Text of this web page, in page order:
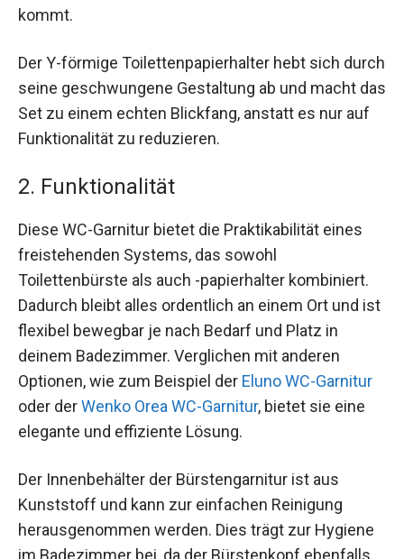
kommt.
Der Y-förmige Toilettenpapierhalter hebt sich durch
seine geschwungene Gestaltung ab und macht das
Set zu einem echten Blickfang, anstatt es nur auf
Funktionalität zu reduzieren.
2. Funktionalität
Diese WC-Garnitur bietet die Praktikabilität eines
freistehenden Systems, das sowohl
Toilettenbürste als auch -papierhalter kombiniert.
Dadurch bleibt alles ordentlich an einem Ort und ist
flexibel bewegbar je nach Bedarf und Platz in
deinem Badezimmer. Verglichen mit anderen
Optionen, wie zum Beispiel der Eluno WC-Garnitur
oder derWenko Orea WC-Garnitur, bietet sie eine
elegante und effiziente Lösung.
Der Innenbehälter der Bürstengarnitur ist aus
Kunststoff und kann zur einfachen Reinigung
herausgenommen werden. Dies trägt zur Hygiene
im Badezimmer bei, da der Bürstenkopf ebenfalls